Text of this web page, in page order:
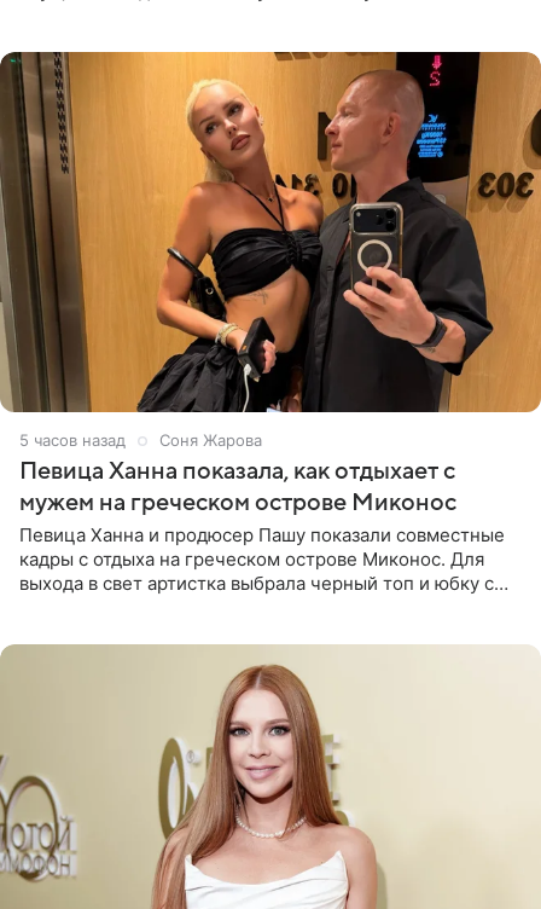
5 часов назад Соня Жарова
Певица Ханна показала, как отдыхает с
мужем на греческом острове Миконос
Певица Ханна и продюсер Пашу показали совместные
кадры с отдыха на греческом острове Миконос. Для
выхода в свет артистка выбрала черный топ и юбку с